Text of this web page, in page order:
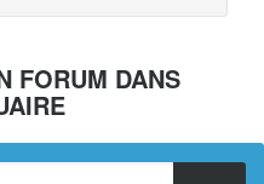
FORUM DANS